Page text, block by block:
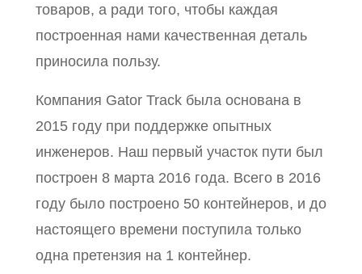
товаров, а ради того, чтобы каждая
построенная нами качественная деталь
приносила пользу.
Компания Gator Track была основана в
2015 году при поддержке опытных
инженеров. Наш первый участок пути был
построен 8 марта 2016 года. Всего в 2016
году было построено 50 контейнеров, и до
настоящего времени поступила только
одна претензия на 1 контейнер.